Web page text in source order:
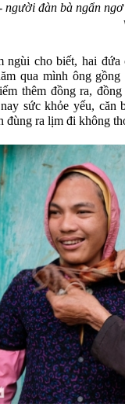
người đàn bà ngẩn
ngùi cho biết, hai
qua mình ông
thêm đồng ra,
sức khỏe yếu, căn
đùng ra lịm đi không